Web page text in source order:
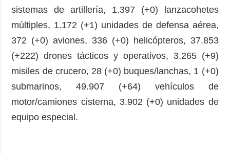
Releases
sistemas de artillería, 1.397 (+0) lanzacohetes
múltiples, 1.172 (+1) unidades de defensa aérea,
372 (+0) aviones, 336 (+0) helicópteros, 37.853
(+222) drones tácticos y operativos, 3.265 (+9)
misiles de crucero, 28 (+0) buques/lanchas, 1 (+0)
submarinos, 49.907 (+64) vehículos de
motor/camiones cisterna, 3.902 (+0) unidades de
equipo especial.